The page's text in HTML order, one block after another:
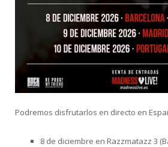
Podremos disfrutarlos en directo en
8 de diciembre en Razzmatazz 3